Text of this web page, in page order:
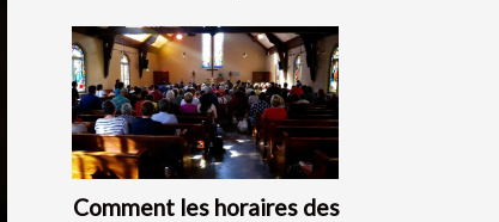
Comment les horaires des